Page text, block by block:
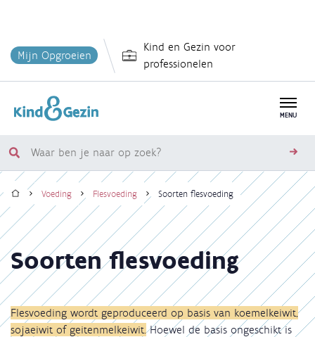
en
inhoud
Mijn Opgroeien
Kind en Gezin voor
professionelen
MENU
Waar
ben
je
naar
op
zoek?
Kruimelpad
HomeVoeding Flesvoeding Soorten flesvoeding
Soorten flesvoeding
Flesvoeding wordt geproduceerd op basis van koemelkeiwit,
sojaeiwit of geitenmelkeiwit.Hoewel de basis ongeschikt is